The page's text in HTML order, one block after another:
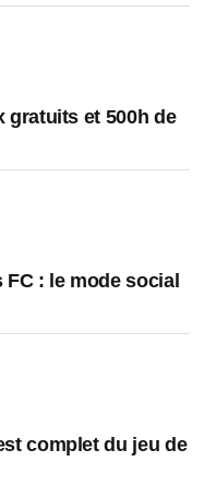
gratuits et 500h de
: le mode social
complet du jeu de